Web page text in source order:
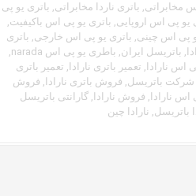
مخابراتی, باتری ناردا مخابراتی, باتری یو پی
یو پی اس اروپایی, باتری یو پی اس باکیفیت,
پی اس چینی, باتری یو پی اس خارجی, باتری
, باتریسل ایران, باطری یو پی اس narada
,
اس نارادا , تعمیر باتری نارادا , تعمیر باتری
شرکت باتریسل, فروش باتری نارادا , فروش
نارادا , فروش نارادا , گارانتی باتریسل
باتریسل, نارادا چین